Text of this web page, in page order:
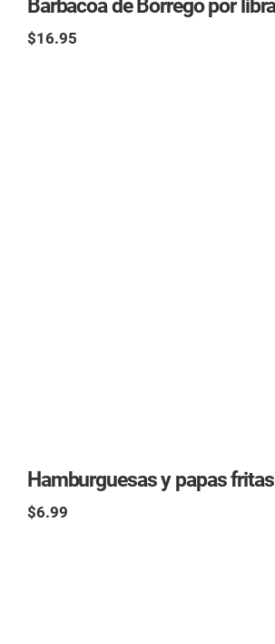
$16.95
Hamburguesas y papas fritas
$6.99